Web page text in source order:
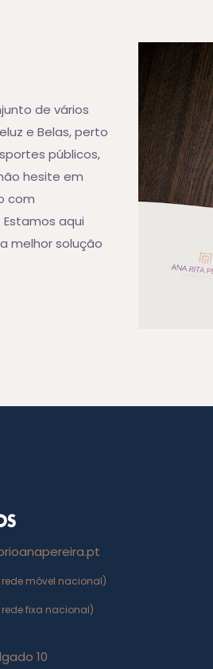
de vários
e Belas, perto
públicos,
hesite em
com
aqui
melhor solução
móvel nacional)
fixa nacional)
10